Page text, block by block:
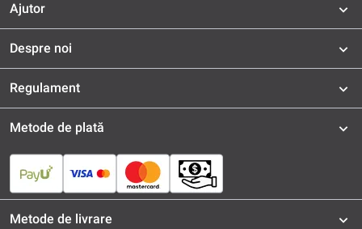
Ajutor
Despre noi
Regulament
Metode de plată
Metode de livrare